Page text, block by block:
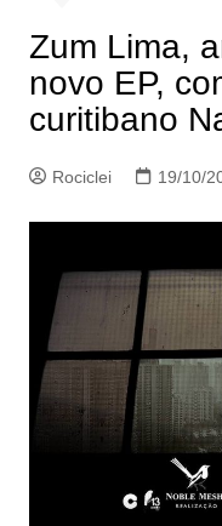
Zum Lima,
novo EP,
curitibano
Rociclei 19/10/